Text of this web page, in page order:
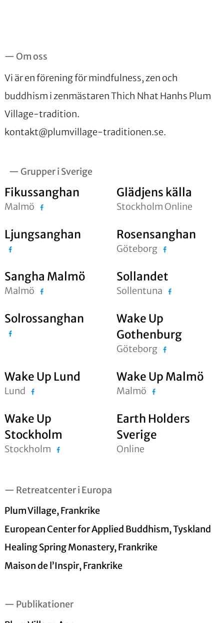
— Om oss
Vi är en förening för mindfulness, zen och
buddhism i zenmästaren Thich Nhat Hanhs Plum
Village-tradition.
kontakt@plumvillage-traditionen.se.
— Grupper i Sverige
Fikussanghan
Malmö
Glädjens källa
Stockholm Online
Ljungsanghan Rosensanghan
Göteborg
Sangha Malmö
Malmö
Sollandet
Sollentuna
Solrossanghan
Wake Up
Gothenburg
Göteborg
Wake Up Lund
Lund
Wake Up Malmö
Malmö
Wake Up
Stockholm
Stockholm
Earth Holders
Sverige
Online
— Retreatcenter i Europa
Plum Village, Frankrike
European Center for Applied Buddhism, Tyskland
Healing Spring Monastery, Frankrike
Maison de l’Inspir, Frankrike
— Publikationer